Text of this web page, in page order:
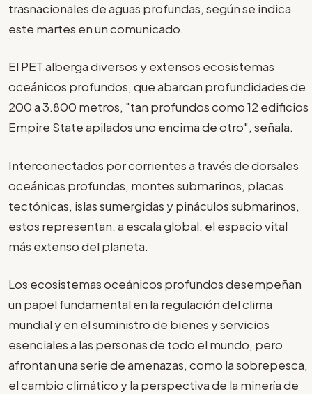
trasnacionales de aguas profundas, según se indica
este martes en un comunicado.
El PET alberga diversos y extensos ecosistemas
oceánicos profundos, que abarcan profundidades de
200 a 3.800 metros, "tan profundos como 12 edificios
Empire State apilados uno encima de otro", señala.
Interconectados por corrientes a través de dorsales
oceánicas profundas, montes submarinos, placas
tectónicas, islas sumergidas y pináculos submarinos,
estos representan, a escala global, el espacio vital
más extenso del planeta.
Los ecosistemas oceánicos profundos desempeñan
un papel fundamental en la regulación del clima
mundial y en el suministro de bienes y servicios
esenciales a las personas de todo el mundo, pero
afrontan una serie de amenazas, como la sobrepesca,
el cambio climático y la perspectiva de la minería de